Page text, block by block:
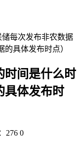
储每次发布非农数据
具体发布时点）
时间是什么时
具体发布时
276 0